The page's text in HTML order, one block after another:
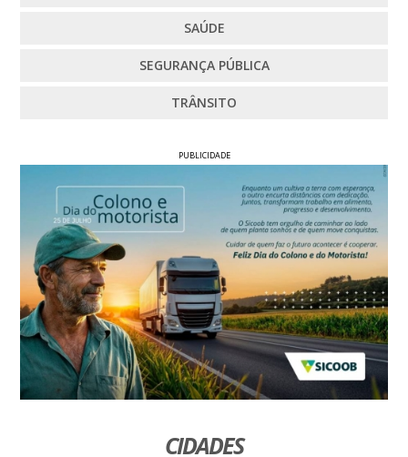
SAÚDE
SEGURANÇA PÚBLICA
TRÂNSITO
PUBLICIDADE
CIDADES